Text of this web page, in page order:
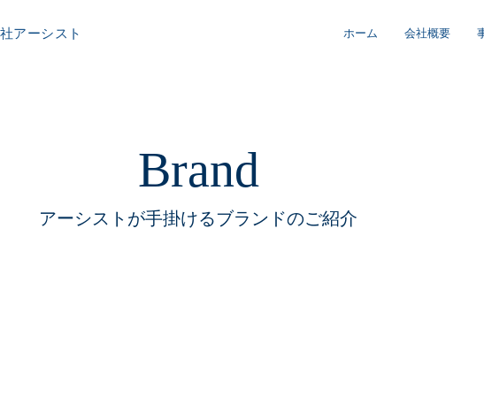
アーシスト ホーム 会社概要
Brand
​アーシストが手掛けるブランドのご紹介